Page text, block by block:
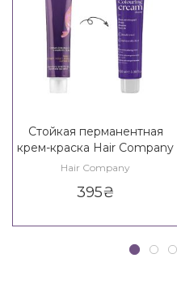
Стойкая перманентная
крем-краска Hair Company
Inimitable Color Blonde
Hair Company
395₴